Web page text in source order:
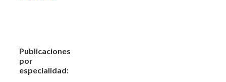
Publicaciones
por
especialidad: